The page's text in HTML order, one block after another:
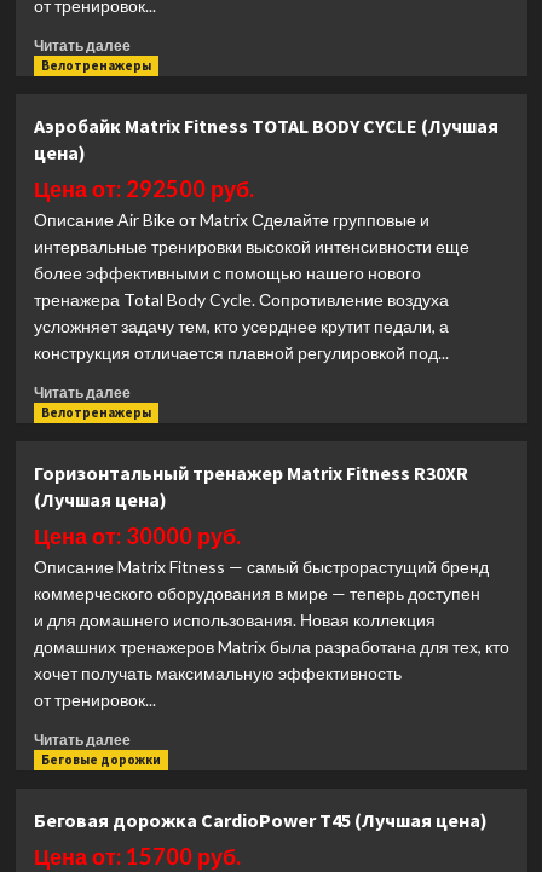
от тренировок...
Читать далееПрочитать
больше
тренажер
Fitness
R50XIR
(Лучшая
цена)
Велотренажеры
Аэробайк Matrix Fitness TOTAL BODY CYCLE (Лучшая
цена)
Цена от: 292500 руб.
Описание Air Bike от Matrix Сделайте групповые и
интервальные тренировки высокой интенсивности еще
более эффективными с помощью нашего нового
тренажера Total Body Cycle. Сопротивление воздуха
усложняет задачу тем, кто усерднее крутит педали, а
конструкция отличается плавной регулировкой под...
Читать далееПрочитать
больше
Matrix
Fitness
TOTAL
BODY
CYCLE
(Лучшая
цена)
Велотренажеры
Горизонтальный тренажер Matrix Fitness R30XR
(Лучшая цена)
Цена от: 30000 руб.
Описание Matrix Fitness — самый быстрорастущий бренд
коммерческого оборудования в мире — теперь доступен
и для домашнего использования. Новая коллекция
домашних тренажеров Matrix была разработана для тех, кто
хочет получать максимальную эффективность
от тренировок...
Читать далееПрочитать
больше
тренажер
Matrix
Беговые дорожки
Беговая дорожка CardioPower T45 (Лучшая цена)
Цена от: 15700 руб.